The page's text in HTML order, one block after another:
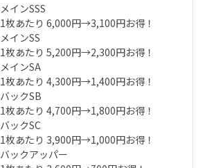
メインSSS
1枚あたり 6,000円→3,100円お得！
メインSS
1枚あたり 5,200円→2,300円お得！
メインSA
1枚あたり 4,300円→1,400円お得！
バックSB
1枚あたり 4,700円→1,800円お得！
バックSC
1枚あたり 3,900円→1,000円お得！
バックアッパー